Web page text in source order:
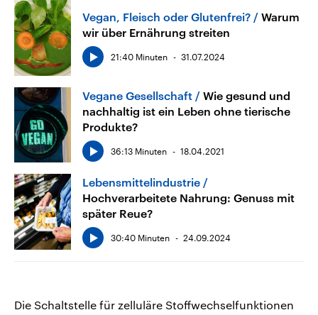
Vegan, Fleisch oder Glutenfrei?
Warum
wir über Ernährung streiten
21:40 Minuten 31.07.2024
Vegane Gesellschaft
Wie gesund und
nachhaltig ist ein Leben ohne tierische
Produkte?
36:13 Minuten 18.04.2021
Lebensmittelindustrie
Hochverarbeitete Nahrung: Genuss mit
später Reue?
30:40 Minuten 24.09.2024
Die Schaltstelle für zelluläre Stoffwechselfunktionen